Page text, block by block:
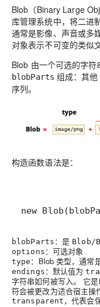
Blob（Binary Large
库管理系统中，将二进
通常是影像、声音或多
对象表示不可变的类似
Blob 由一个可选的字
blobParts 组成：其
序列。
构造函数语法是：
new
blobParts ：是 Blob/
options ：可选对象
type ：Blob 类型，通常
endings ：默认值为
字符串如何被写入。 它是
符会被更改为适合宿主操
transparent ，代表会